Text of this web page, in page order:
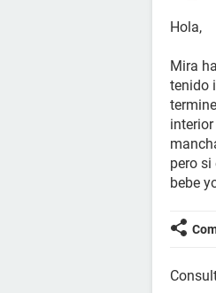
Hola,
Mira
tenido
pero
bebe